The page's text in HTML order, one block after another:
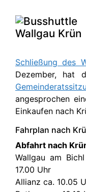
Schließung des
Dezember, hat
angesprochen
Einkaufen nach
Fahrplan nach
Abfahrt nach
Wallgau am
17.00 Uhr
Allianz ca. 10.05